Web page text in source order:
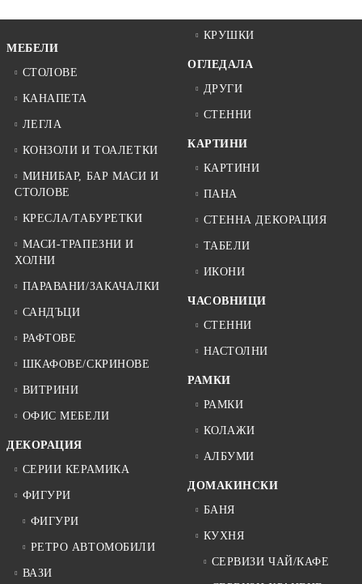
МЕБЕЛИ
СТОЛОВЕ
КАНАПЕТА
ЛЕГЛА
КОНЗОЛИ И ТОАЛЕТКИ
МИНИБАР, БАР МАСИ И
СТОЛОВЕ
КРЕСЛА/ТАБУРЕТКИ
МАСИ-ТРАПЕЗНИ И
ХОЛНИ
ПАРАВАНИ/ЗАКАЧАЛКИ
САНДЪЦИ
РАФТОВЕ
ШКАФОВЕ/СКРИНОВЕ
ВИТРИНИ
ОФИС МЕБЕЛИ
ДЕКОРАЦИЯ
СЕРИИ КЕРАМИКА
ФИГУРИ
ФИГУРИ
РЕТРО АВТОМОБИЛИ
ВАЗИ
КРУШКИ
ОГЛЕДАЛА
ДРУГИ
СТЕННИ
КАРТИНИ
КАРТИНИ
ПАНА
СТЕННА ДЕКОРАЦИЯ
ТАБЕЛИ
ИКОНИ
ЧАСОВНИЦИ
СТЕННИ
НАСТОЛНИ
РАМКИ
РАМКИ
КОЛАЖИ
АЛБУМИ
ДОМАКИНСКИ
БАНЯ
КУХНЯ
СЕРВИЗИ ЧАЙ/КАФЕ